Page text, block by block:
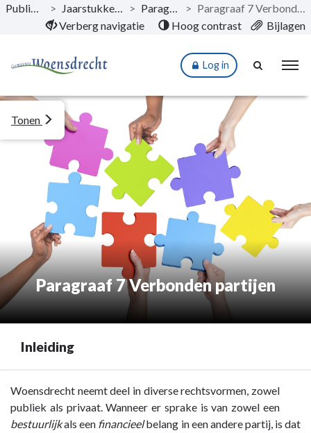
Naar hoofdinhoud
Publicaties > Jaarstukken 2024 > Paragrafen >
Paragraaf 7 Verbonden partijen
Verberg navigatie
Hoog contrast Bijlagen
Log in
Paragraaf 7 Verbonden partijen
Tonen
Inleiding
Terug
naar
navigatie
Woensdrecht neemt deel in diverse rechtsvormen, zowel
publiek als privaat. Wanneer er sprake is van zowel een
bestuurlijkals een financieelbelang in een andere partij, is dat